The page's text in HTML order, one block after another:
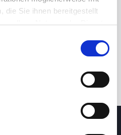
die Sie ihnen bereitgestellt
Ihrer Nutzung der Dienste
1M 3M 1J 5J